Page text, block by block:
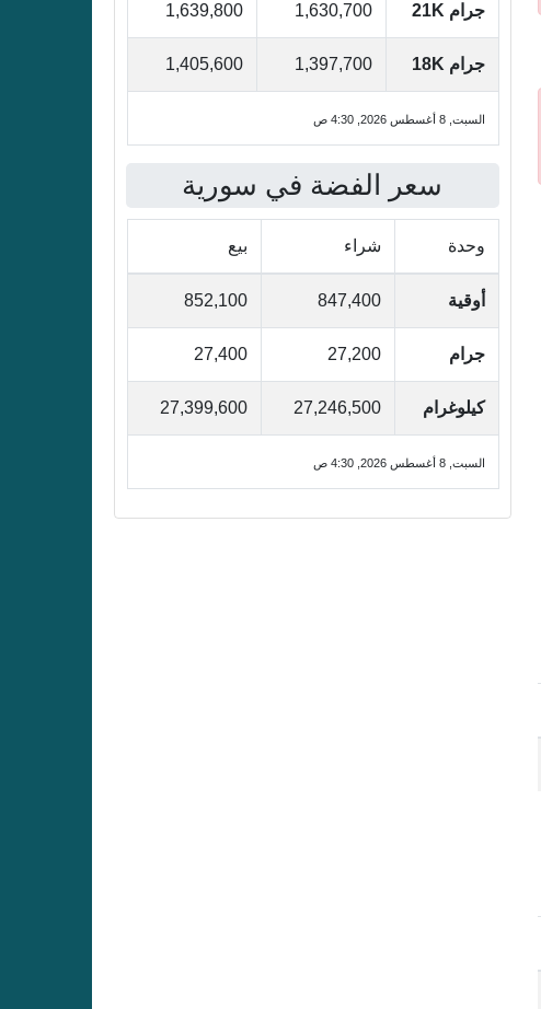
جرام 21K 1,630,700
1,639,800
جرام 18K 1,397,700
1,405,600
السبت, 8 أغسطس 2026, 4:30 ص
سعر الفضة في سورية
وحدة شراء بيع
أوقية 847,400
852,100
جرام 27,200
27,400
كيلوغرام 27,246,500
27,399,600
السبت, 8 أغسطس 2026, 4:30 ص